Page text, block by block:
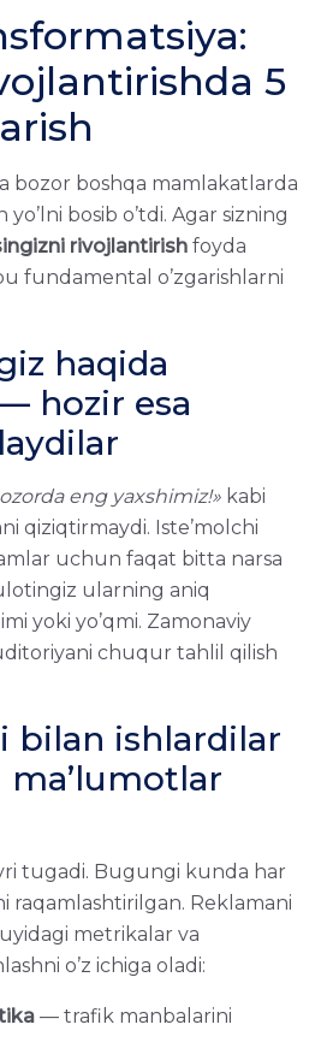
5
bozor boshqa mamlakatlarda
bosib o’tdi. Agar sizning
rivojlantirish foyda
fundamental o’zgarishlarni
haqida
hozir esa
eng yaxshimiz!» kabi
qiziqtirmaydi. Iste’molchi
uchun faqat bitta narsa
ularning aniq
yoki yo’qmi. Zamonaviy
chuqur tahlil qilish
bilan ishlardilar
tugadi. Bugungi kunda har
raqamlashtirilgan. Reklamani
metrikalar va
o’z ichiga oladi:
— trafik manbalarini